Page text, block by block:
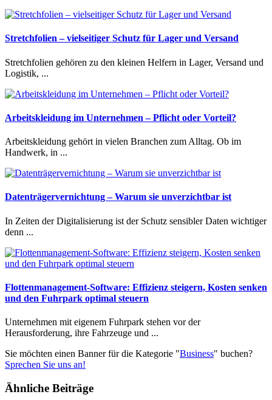
Stretchfolien – vielseitiger Schutz für Lager und Versand
Stretchfolien gehören zu den kleinen Helfern in Lager, Versand und
Logistik, ...
Arbeitskleidung im Unternehmen – Pflicht oder Vorteil?
Arbeitskleidung gehört in vielen Branchen zum Alltag. Ob im
Handwerk, in ...
Datenträgervernichtung – Warum sie unverzichtbar ist
In Zeiten der Digitalisierung ist der Schutz sensibler Daten wichtiger
denn ...
Flottenmanagement-Software: Effizienz steigern, Kosten senken
und den Fuhrpark optimal steuern
Unternehmen mit eigenem Fuhrpark stehen vor der
Herausforderung, ihre Fahrzeuge und ...
Sie möchten einen Banner für die Kategorie "Business" buchen?
Sprechen Sie uns an!
Ähnliche Beiträge